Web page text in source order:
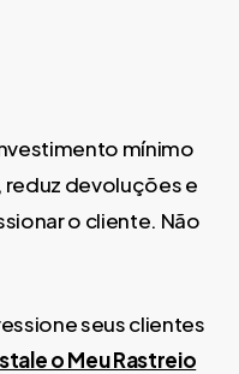
mínimo
devoluções e
o cliente. Não
seus clientes
o Meu Rastreio